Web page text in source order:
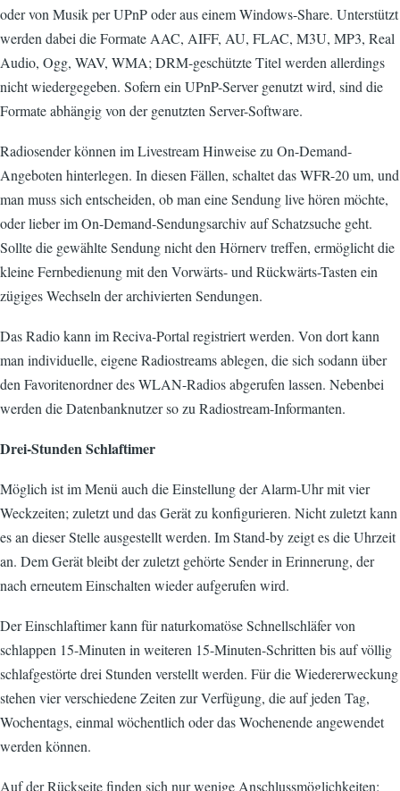
oder von Musik per UPnP oder aus einem Windows-Share. Unterstützt
werden dabei die Formate AAC, AIFF, AU, FLAC, M3U, MP3, Real
Audio, Ogg, WAV, WMA; DRM-geschützte Titel werden allerdings
nicht wiedergegeben. Sofern ein UPnP-Server genutzt wird, sind die
Formate abhängig von der genutzten Server-Software.
Radiosender können im Livestream Hinweise zu On-Demand-
Angeboten hinterlegen. In diesen Fällen, schaltet das WFR-20 um, und
man muss sich entscheiden, ob man eine Sendung live hören möchte,
oder lieber im On-Demand-Sendungsarchiv auf Schatzsuche geht.
Sollte die gewählte Sendung nicht den Hörnerv treffen, ermöglicht die
kleine Fernbedienung mit den Vorwärts- und Rückwärts-Tasten ein
zügiges Wechseln der archivierten Sendungen.
Das Radio kann im Reciva-Portal registriert werden. Von dort kann
man individuelle, eigene Radiostreams ablegen, die sich sodann über
den Favoritenordner des WLAN-Radios abgerufen lassen. Nebenbei
werden die Datenbanknutzer so zu Radiostream-Informanten.
Drei-Stunden Schlaftimer
Möglich ist im Menü auch die Einstellung der Alarm-Uhr mit vier
Weckzeiten; zuletzt und das Gerät zu konfigurieren. Nicht zuletzt kann
es an dieser Stelle ausgestellt werden. Im Stand-by zeigt es die Uhrzeit
an. Dem Gerät bleibt der zuletzt gehörte Sender in Erinnerung, der
nach erneutem Einschalten wieder aufgerufen wird.
Der Einschlaftimer kann für naturkomatöse Schnellschläfer von
schlappen 15-Minuten in weiteren 15-Minuten-Schritten bis auf völlig
schlafgestörte drei Stunden verstellt werden. Für die Wiedererweckung
stehen vier verschiedene Zeiten zur Verfügung, die auf jeden Tag,
Wochentags, einmal wöchentlich oder das Wochenende angewendet
werden können.
Auf der Rückseite finden sich nur wenige Anschlussmöglichkeiten: